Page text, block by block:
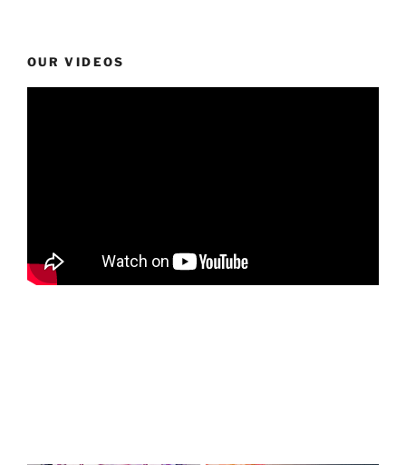
OUR VIDEOS